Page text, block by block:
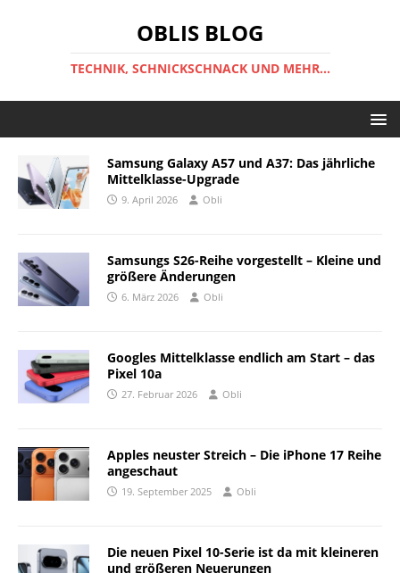
OBLIS BLOG
TECHNIK, SCHNICKSCHNACK UND MEHR...
Samsung Galaxy A57 und A37: Das jährliche
Mittelklasse-Upgrade
9. April 2026 Obli
Samsungs S26-Reihe vorgestellt – Kleine und
größere Änderungen
6. März 2026 Obli
Googles Mittelklasse endlich am Start – das
Pixel 10a
27. Februar 2026 Obli
Apples neuster Streich – Die iPhone 17 Reihe
angeschaut
19. September 2025 Obli
Die neuen Pixel 10-Serie ist da mit kleineren
und größeren Neuerungen